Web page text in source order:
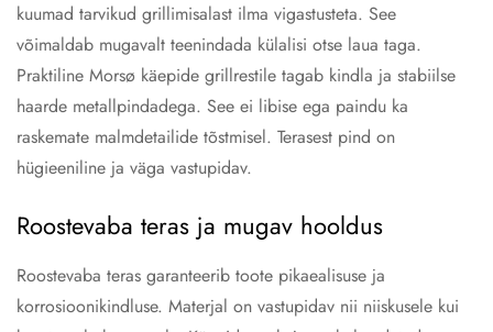
kuumad tarvikud grillimisalast ilma vigastusteta. See
võimaldab mugavalt teenindada külalisi otse laua taga.
Praktiline Morsø käepide grillrestile tagab kindla ja stabiilse
haarde metallpindadega. See ei libise ega paindu ka
raskemate malmdetailide tõstmisel. Terasest pind on
hügieeniline ja väga vastupidav.
Roostevaba teras ja mugav hooldus
Roostevaba teras garanteerib toote pikaealisuse ja
korrosioonikindluse. Materjal on vastupidav nii niiskusele kui